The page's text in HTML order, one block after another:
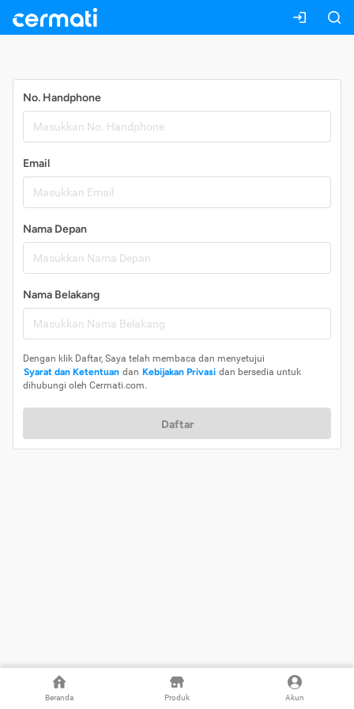
Beranda Produk Akun
No. Handphone
Email
Nama Depan
Nama Belakang
Dengan klik Daftar, Saya telah membaca dan menyetujui
Syarat dan Ketentuan dan Kebijakan Privasi dan bersedia untuk
dihubungi oleh Cermati.com.
Daftar